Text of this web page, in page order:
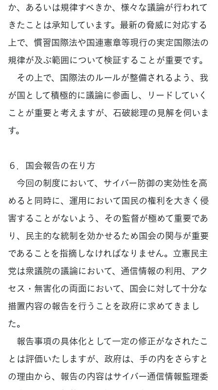
か、あるいは規律すべきか、様々な議論が行われて
きたことは承知しています。最新の脅威に対応する
上で、慣習国際法や国連憲章等現行の実定国際法の
規律が及ぶ範囲について検証することが重要です。
その上で、国際法のルールが整備されるよう、我
が国として積極的に議論に参画し、リードしていく
ことが重要と考えますが、石破総理の見解を伺いま
す。
６．国会報告の在り方
今回の制度において、サイバー防御の実効性を高
めると同時に、運用において国民の権利を大きく侵
害することがないよう、その監督が極めて重要であ
り、民主的な統制を効かせるため国会の関与が重要
であることを指摘しなければなりません。立憲民主
党は衆議院の議論において、通信情報の利用、アク
セス・無害化の両面において、国会に対して十分な
措置内容の報告を行うことを政府に求めてきまし
た。
報告事項の具体化として一定の修正がなされたこ
とは評価いたしますが、政府は、手の内をさらすと
の理由から、報告の内容はサイバー通信情報監理委